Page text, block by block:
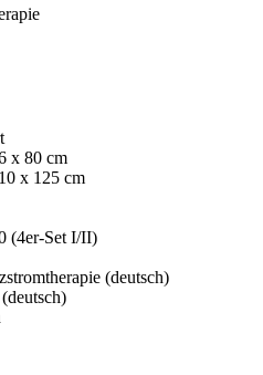
x 80 cm
x 125 cm
(4er-Set I/II)
(deutsch)